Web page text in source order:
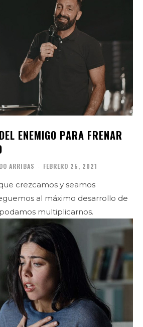
ENEMIGO PARA FRENAR
ARRIBAS - FEBRERO 25, 2021
crezcamos y seamos
al máximo desarrollo de
multiplicarnos.